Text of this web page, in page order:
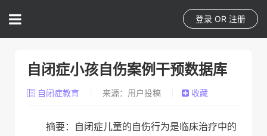
登录 OR 注册
自闭症小孩自伤案例干预数据库
自闭症教育 来源：用户投稿 收藏
摘要：自闭症儿童的自伤行为是临床治疗中的